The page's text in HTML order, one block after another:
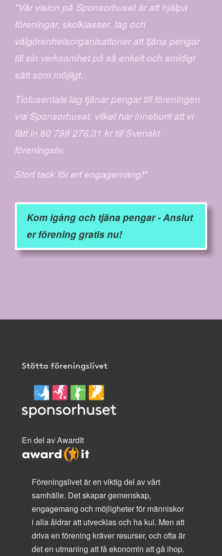
"Vår vision på Sponsorhuset är att hjälpa
föreningar, skolklasser, lag och
välgörenhetsorganisationer att tjäna pengar
till sin verksamhet på så enkelt och smidigt
sätt som möjligt.
Tiotusentals lag tjänar pengar till föreningen
via Sponsorhuset. vilket har inneburit att vi
fått in 80 799 276,31 kr till Svenskt
föreningsliv.
Stort tack för ert engagemang!"
Kom igång och tjäna pengar - Anslut
er förening gratis nu!
Stötta föreningslivet
En del av AwardIt
Föreningslivet är en viktig del av vårt
samhälle. Det skapar gemenskap,
engagemang och möjligheter för människor
i alla åldrar att utvecklas och ha kul. Men att
driva en förening kräver resurser, och ofta är
det en utmaning att få ekonomin att gå ihop.